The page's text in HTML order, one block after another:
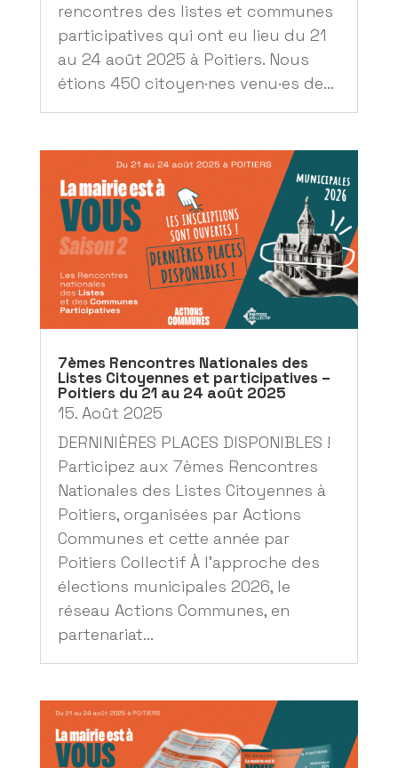
rencontres des listes et communes
participatives qui ont eu lieu du 21
au 24 août 2025 à Poitiers. Nous
étions 450 citoyen·nes venu·es de...
7èmes Rencontres Nationales des
Listes Citoyennes et participatives –
Poitiers du 21 au 24 août 2025
15. Août 2025
DERNINIÈRES PLACES DISPONIBLES !
Participez aux 7èmes Rencontres
Nationales des Listes Citoyennes à
Poitiers, organisées par Actions
Communes et cette année par
Poitiers Collectif À l’approche des
élections municipales 2026, le
réseau Actions Communes, en
partenariat...